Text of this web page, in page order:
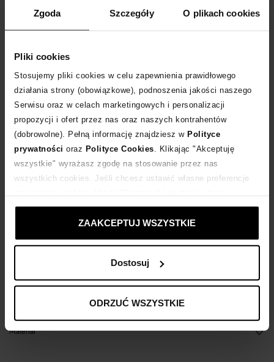
Zgoda Szczegóły O plikach cookies
Pliki cookies
Stosujemy pliki cookies w celu zapewnienia prawidłowego
działania strony (obowiązkowe), podnoszenia jakości naszego
Serwisu oraz w celach marketingowych i personalizacji
propozycji i ofert przez nas oraz naszych kontrahentów
(dobrowolne). Pełną informację znajdziesz w Polityce
prywatności oraz Polityce Cookies . Klikając "Akceptuję
wszystkie" wyrażasz zgodę na stosowanie przez nas
wszystkich cookies. Jeśli chcesz ustawić własne preferencje
ustawienia prywatności.
ZAAKCEPTUJ WSZYSTKIE
Dostosuj
ODRZUĆ WSZYSTKIE
Tabela rozmiarów
WYBIERZ ROZMIAR
DODAJ DO KOSZYKA
Dostawa od 0 zł
14 dni na zwrot towaru
Materiał